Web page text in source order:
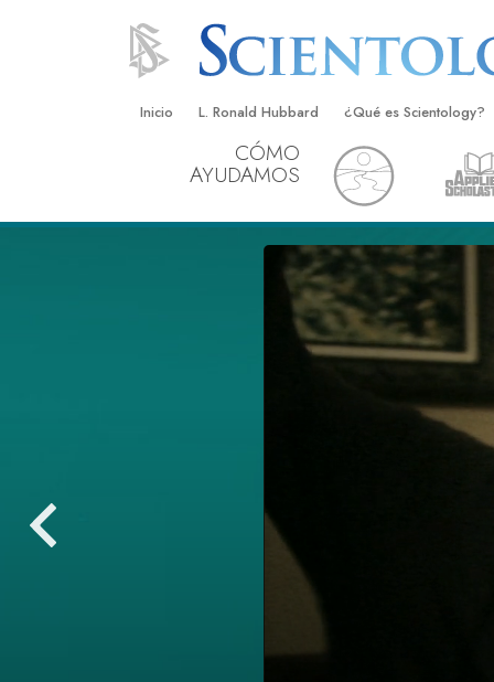
Inicio L. Ronald Hubbard ¿Qué es Scientology?
Creencias y Prácticas
Credos y Códigos de
Qué dicen los
Scientology
Conoce a un
Dentro de una Iglesia
Los Principios
Una Introducción a
Amor y Odio: ¿Qué
CÓMO
AYUDAMOS